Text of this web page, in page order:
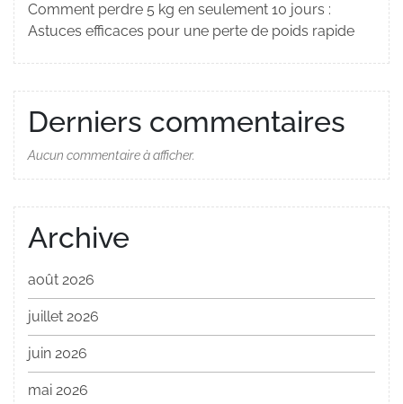
Comment perdre 5 kg en seulement 10 jours :
Astuces efficaces pour une perte de poids rapide
Derniers commentaires
Aucun commentaire à afficher.
Archive
août 2026
juillet 2026
juin 2026
mai 2026